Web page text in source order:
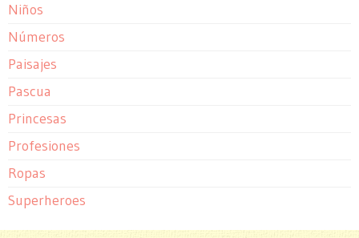
Niños
Números
Paisajes
Pascua
Princesas
Profesiones
Ropas
Superheroes